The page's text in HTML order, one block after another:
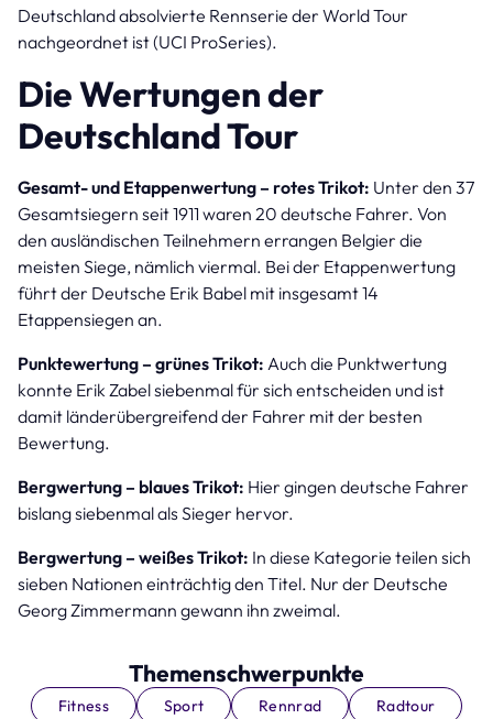
Deutschland absolvierte Rennserie der World Tour
nachgeordnet ist (UCI ProSeries).
Die Wertungen der
Deutschland Tour
Gesamt- und Etappenwertung – rotes Trikot: Unter den 37
Gesamtsiegern seit 1911 waren 20 deutsche Fahrer. Von
den ausländischen Teilnehmern errangen Belgier die
meisten Siege, nämlich viermal. Bei der Etappenwertung
führt der Deutsche Erik Babel mit insgesamt 14
Etappensiegen an.
Punktewertung – grünes Trikot: Auch die Punktwertung
konnte Erik Zabel siebenmal für sich entscheiden und ist
damit länderübergreifend der Fahrer mit der besten
Bewertung.
Bergwertung – blaues Trikot: Hier gingen deutsche Fahrer
bislang siebenmal als Sieger hervor.
Bergwertung – weißes Trikot: In diese Kategorie teilen sich
sieben Nationen einträchtig den Titel. Nur der Deutsche
Georg Zimmermann gewann ihn zweimal.
Themenschwerpunkte
Fitness Sport Rennrad Radtour